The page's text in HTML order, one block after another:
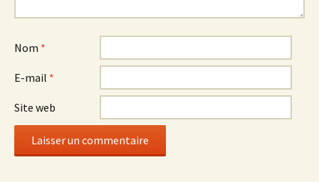
Nom *
E-mail *
Site web